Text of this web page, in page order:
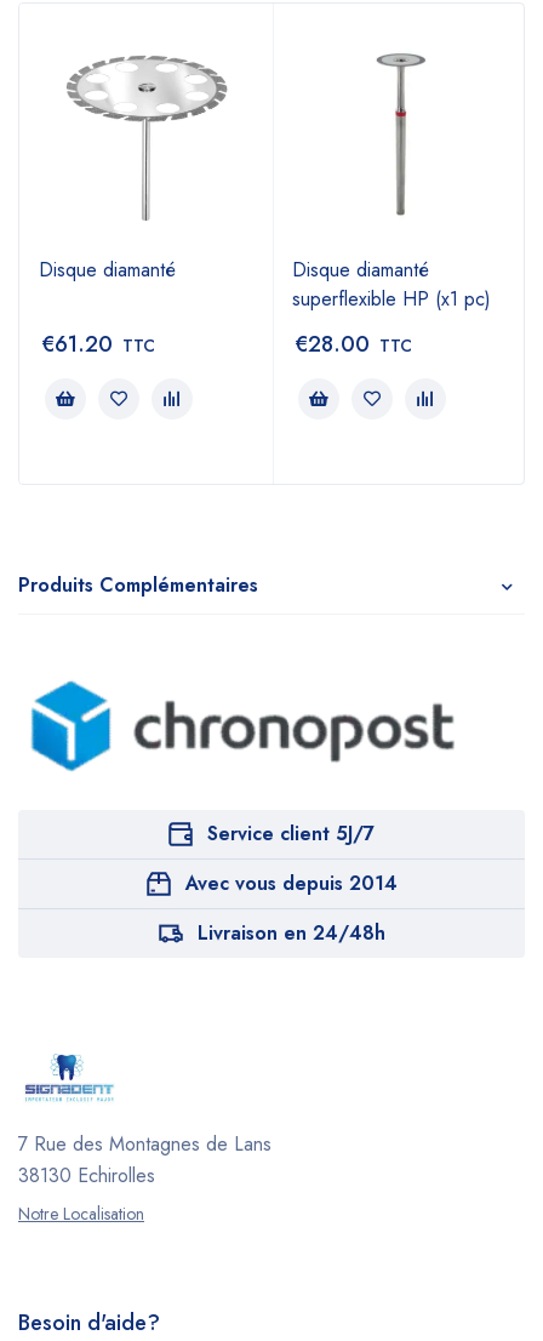
Disque diamanté
€61.20 TTC
Disque diamanté
superflexible HP (x1 pc)
€28.00 TTC
Produits Complémentaires
Service client 5J/7
Avec vous depuis 2014
Livraison en 24/48h
7 Rue des Montagnes de Lans
38130 Echirolles
Notre Localisation
Besoin d'aide?